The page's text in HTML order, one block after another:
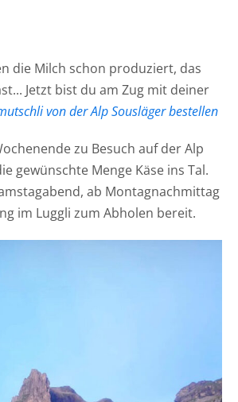
die Milch schon produziert, das
Jetzt bist du am Zug mit deiner
von der Alp Sousläger bestellen
zu Besuch auf der Alp
gewünschte Menge Käse ins Tal.
ab Montagnachmittag
im Luggli zum Abholen bereit.